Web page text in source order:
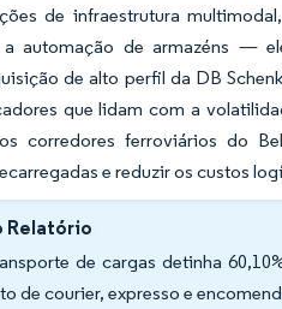
de infraestrutura
automação de armazéns —
de alto perfil da DB
que lidam com a
corredores ferroviários do
e reduzir os custos
Relatório
de cargas detinha
de courier, expresso e